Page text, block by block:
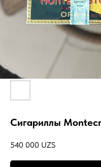
Сигариллы
540 000 UZS